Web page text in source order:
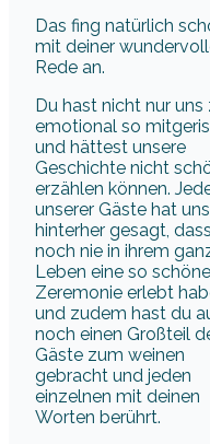
Das fing natürlich
mit deiner
Rede an.
Du hast nicht nur uns
emotional so
und hättest unsere
Geschichte nicht
erzählen können.
unserer Gäste hat uns
hinterher gesagt,
noch nie in ihrem
Leben eine so schöne
Zeremonie erlebt
und zudem hast du
noch einen Großteil
Gäste zum weinen
gebracht und jeden
einzelnen mit deinen
Worten berührt.